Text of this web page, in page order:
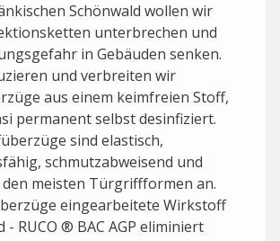
Schönwald wollen wir
unterbrechen und
in Gebäuden senken.
und verbreiten wir
aus einem keimfreien Stoff,
permanent selbst desinfiziert.
sind elastisch,
schmutzabweisend und
den meisten Türgriffformen an.
eingearbeitete Wirkstoff
- RUCO ® BAC AGP eliminiert